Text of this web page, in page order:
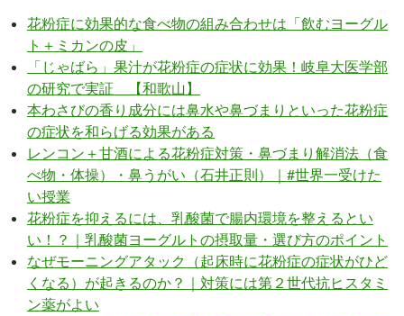
花粉症に効果的な食べ物の組み合わせは「飲むヨーグル
ト＋ミカンの皮」
「じゃばら」果汁が花粉症の症状に効果！岐阜大医学部
の研究で実証 【和歌山】
本わさびの香り成分には鼻水や鼻づまりといった花粉症
の症状を和らげる効果がある
レンコン＋甘酒による花粉症対策・鼻づまり解消法（食
べ物・体操）・鼻うがい（石井正則）｜#世界一受けた
い授業
花粉症を抑えるには、乳酸菌で腸内環境を整えるとい
い！？｜乳酸菌ヨーグルトの摂取量・選び方のポイント
なぜモーニングアタック（起床時に花粉症の症状がひど
くなる）が起きるのか？｜対策には第２世代抗ヒスタミ
ン薬がよい